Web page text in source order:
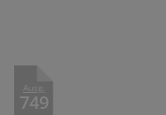
Ausg.
749